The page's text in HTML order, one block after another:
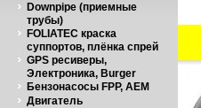
Downpipe (приемные
трубы)
FOLIATEC краска
суппортов, плёнка спрей
GPS ресиверы,
Электроника, Burger
Бензонасосы FPP, AEM
Двигатель